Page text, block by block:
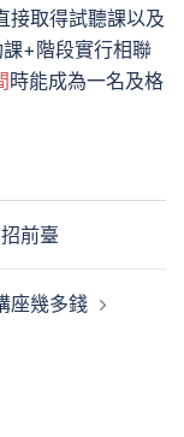
接取得試聽課以及
+階段實行相聯
時能成為一名及格
前臺
座幾多錢